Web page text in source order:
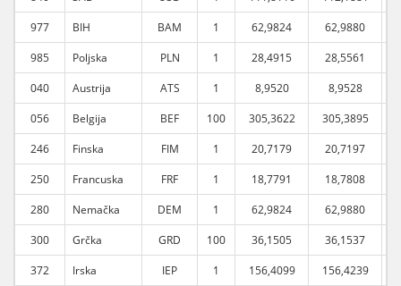
977
BIH BAM 1 62,9824 62,9880
985
Poljska PLN 1 28,4915 28,5561
040
Austrija ATS 1 8,9520
8,9528
056
Belgija BEF 100 305,3622 305,3895
246
Finska FIM 1 20,7179 20,7197
250
Francuska FRF 1 18,7791 18,7808
280
Nemačka DEM 1 62,9824 62,9880
300
Grčka GRD 100 36,1505 36,1537
372
Irska IEP 1 156,4099 156,4239